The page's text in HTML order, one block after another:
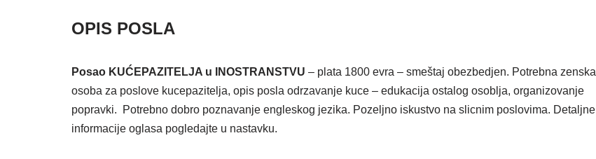
OPIS POSLA
Posao KUĆEPAZITELJA u INOSTRANSTVU – plata 1800 evra – smeštaj obezbedjen. Potrebna zenska
osoba za poslove kucepazitelja, opis posla odrzavanje kuce – edukacija ostalog osoblja, organizovanje
popravki. Potrebno dobro poznavanje engleskog jezika. Pozeljno iskustvo na slicnim poslovima. Detaljne
informacije oglasa pogledajte u nastavku.